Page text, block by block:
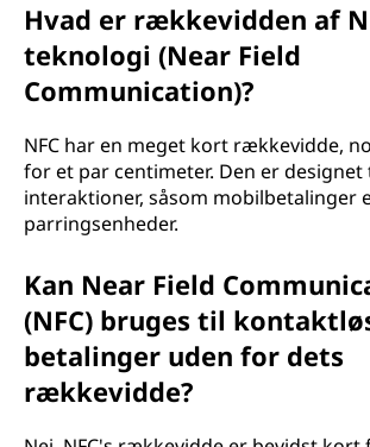
Hvad er rækkevidden af
teknologi (Near Field
Communication)?
NFC har en meget kort rækkevidde,
for et par centimeter. Den er
interaktioner, såsom mobilbetalinger
parringsenheder.
Kan Near Field
(NFC) bruges til
betalinger uden for dets
rækkevidde?